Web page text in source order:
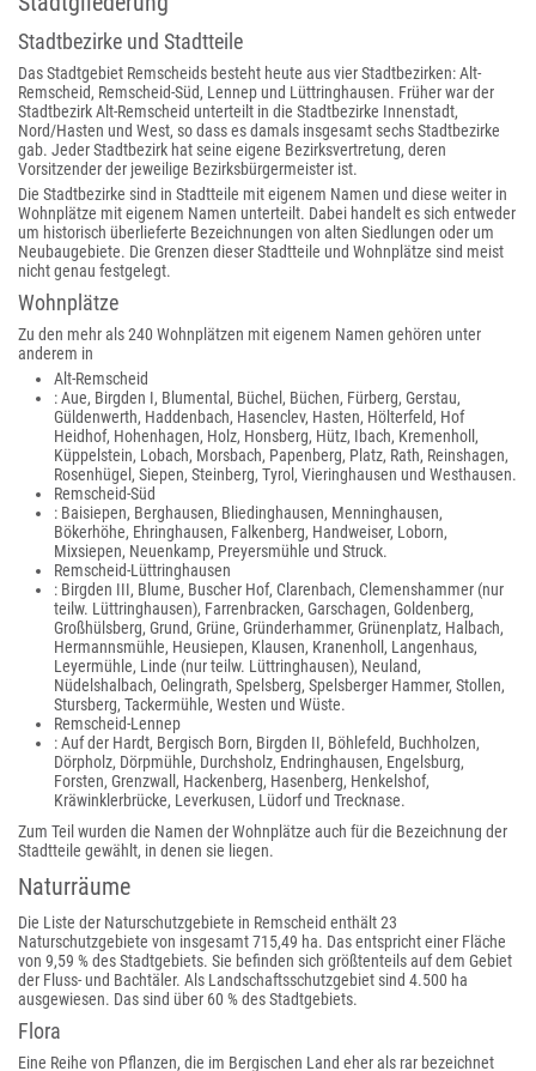
Stadtbezirke und Stadtteile
Das Stadtgebiet Remscheids besteht heute aus vier Stadtbezirken: Alt-
Remscheid, Remscheid-Süd, Lennep und Lüttringhausen. Früher war der
Stadtbezirk Alt-Remscheid unterteilt in die Stadtbezirke Innenstadt,
Nord/Hasten und West, so dass es damals insgesamt sechs Stadtbezirke
gab. Jeder Stadtbezirk hat seine eigene Bezirksvertretung, deren
Vorsitzender der jeweilige Bezirksbürgermeister ist.
Die Stadtbezirke sind in Stadtteile mit eigenem Namen und diese weiter in
Wohnplätze mit eigenem Namen unterteilt. Dabei handelt es sich entweder
um historisch überlieferte Bezeichnungen von alten Siedlungen oder um
Neubaugebiete. Die Grenzen dieser Stadtteile und Wohnplätze sind meist
nicht genau festgelegt.
Wohnplätze
Zu den mehr als 240 Wohnplätzen mit eigenem Namen gehören unter
anderem in
Alt-Remscheid
: Aue, Birgden I, Blumental, Büchel, Büchen, Fürberg, Gerstau,
Güldenwerth, Haddenbach, Hasenclev, Hasten, Hölterfeld, Hof
Heidhof, Hohenhagen, Holz, Honsberg, Hütz, Ibach, Kremenholl,
Küppelstein, Lobach, Morsbach, Papenberg, Platz, Rath, Reinshagen,
Rosenhügel, Siepen, Steinberg, Tyrol, Vieringhausen und Westhausen.
Remscheid-Süd
: Baisiepen, Berghausen, Bliedinghausen, Menninghausen,
Bökerhöhe, Ehringhausen, Falkenberg, Handweiser, Loborn,
Mixsiepen, Neuenkamp, Preyersmühle und Struck.
Remscheid-Lüttringhausen
: Birgden III, Blume, Buscher Hof, Clarenbach, Clemenshammer (nur
teilw. Lüttringhausen), Farrenbracken, Garschagen, Goldenberg,
Großhülsberg, Grund, Grüne, Gründerhammer, Grünenplatz, Halbach,
Hermannsmühle, Heusiepen, Klausen, Kranenholl, Langenhaus,
Leyermühle, Linde (nur teilw. Lüttringhausen), Neuland,
Nüdelshalbach, Oelingrath, Spelsberg, Spelsberger Hammer, Stollen,
Stursberg, Tackermühle, Westen und Wüste.
Remscheid-Lennep
: Auf der Hardt, Bergisch Born, Birgden II, Böhlefeld, Buchholzen,
Dörpholz, Dörpmühle, Durchsholz, Endringhausen, Engelsburg,
Forsten, Grenzwall, Hackenberg, Hasenberg, Henkelshof,
Kräwinklerbrücke, Leverkusen, Lüdorf und Trecknase.
Zum Teil wurden die Namen der Wohnplätze auch für die Bezeichnung der
Stadtteile gewählt, in denen sie liegen.
Naturräume
Die Liste der Naturschutzgebiete in Remscheid enthält 23
Naturschutzgebiete von insgesamt 715,49 ha. Das entspricht einer Fläche
von 9,59 % des Stadtgebiets. Sie befinden sich größtenteils auf dem Gebiet
der Fluss- und Bachtäler. Als Landschaftsschutzgebiet sind 4.500 ha
ausgewiesen. Das sind über 60 % des Stadtgebiets.
Flora
Eine Reihe von Pflanzen, die im Bergischen Land eher als rar bezeichnet